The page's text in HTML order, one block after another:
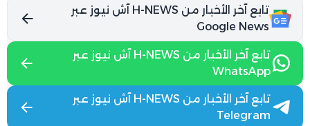
تابع آخر الأخبار من H-NEWS آش نيوز عبر
Google News
تابع آخر الأخبار من H-NEWS آش نيوز عبر
WhatsApp
تابع آخر الأخبار من H-NEWS آش نيوز عبر
Telegram